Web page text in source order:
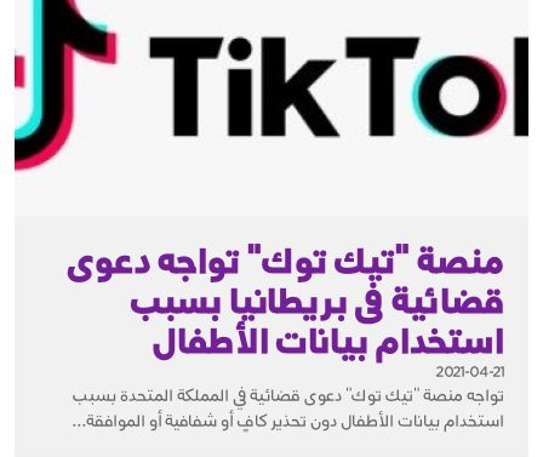
منصة "تيك توك" تواجه دعوى
قضائية فى بريطانيا بسبب
استخدام بيانات الأطفال
2021-04-21
تواجه منصة "تيك توك" دعوى قضائية في المملكة المتحدة بسبب
استخدام بيانات الأطفال دون تحذير كافٍ أو شفافية أو الموافقة...